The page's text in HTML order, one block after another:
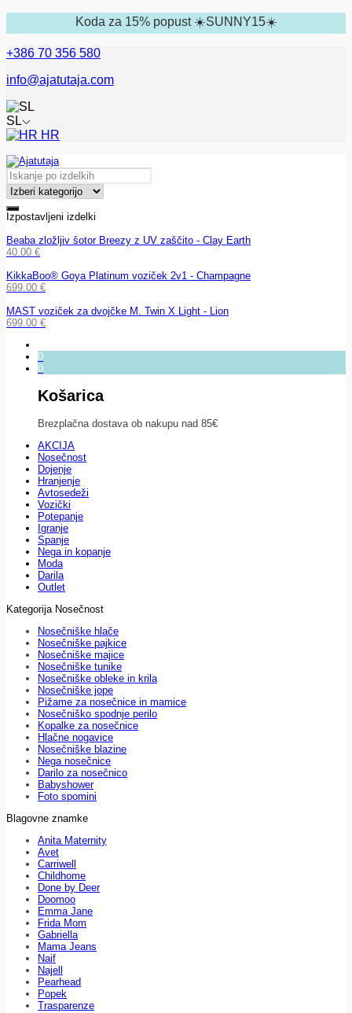
Koda za 15% popust ☀️SUNNY15☀️
+386 70 356 580
info@ajatutaja.com
SL
HR
Izpostavljeni izdelki
Beaba zložljiv šotor Breezy z UV zaščito - Clay Earth
40.00 €
KikkaBoo® Goya Platinum voziček 2v1 - Champagne
699.00 €
MAST voziček za dvojčke M. Twin X Light - Lion
699.00 €
0
0
Košarica
Brezplačna dostava ob nakupu nad 85€
AKCIJA
Nosečnost
Dojenje
Hranjenje
Avtosedeži
Vozički
Potepanje
Igranje
Spanje
Nega in kopanje
Moda
Darila
Outlet
Kategorija Nosečnost
Nosečniške hlače
Nosečniške pajkice
Nosečniške majice
Nosečniške tunike
Nosečniške obleke in krila
Nosečniške jope
Pižame za nosečnice in mamice
Nosečniško spodnje perilo
Kopalke za nosečnice
Hlačne nogavice
Nosečniške blazine
Nega nosečnice
Darilo za nosečnico
Babyshower
Foto spomini
Blagovne znamke
Anita Maternity
Avet
Carriwell
Childhome
Done by Deer
Doomoo
Emma Jane
Frida Mom
Gabriella
Mama Jeans
Naif
Najell
Pearhead
Popek
Trasparenze